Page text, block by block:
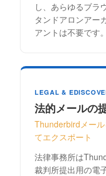
し、あらゆるブラ
タンドアロンアー
アントは不要です。
LEGAL &
法的メールの
Thunderbirdメー
てエクスポート
法律事務所は
裁判所提出用の電